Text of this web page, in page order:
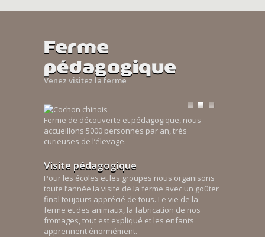
Ferme
pédagogique
Venez visitez la ferme
Ferme de découverte et pédagogique, nous
accueillons 5000 personnes par an, trés
curieuses de l’élevage.
Visite pédagogique
Pour les écoles et les groupes nous organisons
toute l’année la visite de la ferme avec un goûter
final toujours apprécié de tous. Le vie de la
ferme et des animaux, la fabrication de nos
fromages, tout est expliqué et les enfants
apprennent énormément.